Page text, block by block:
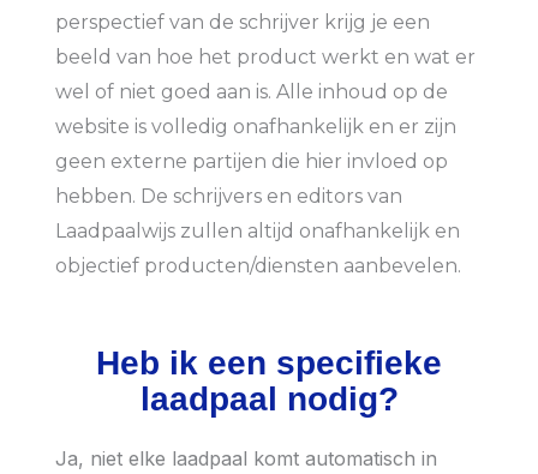
perspectief van de schrijver krijg je een
beeld van hoe het product werkt en wat er
wel of niet goed aan is. Alle inhoud op de
website is volledig onafhankelijk en er zijn
geen externe partijen die hier invloed op
hebben. De schrijvers en editors van
Laadpaalwijs zullen altijd onafhankelijk en
objectief producten/diensten aanbevelen.
Heb ik een specifieke
laadpaal nodig?
Ja, niet elke laadpaal komt automatisch in